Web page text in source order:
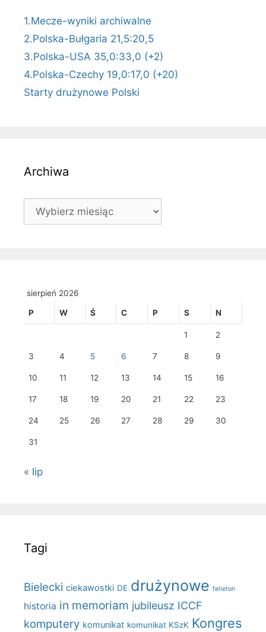
1.Mecze-wyniki archiwalne
2.Polska-Bułgaria 21,5:20,5
3.Polska-USA 35,0:33,0 (+2)
4.Polska-Czechy 19,0:17,0 (+20)
Starty drużynowe Polski
Archiwa
Archiwa
sierpień 2026
P W Ś C P S N
1 2
3 4 5 6 7 8 9
10 11 12 13 14 15 16
17 18 19 20 21 22 23
24 25 26 27 28 29 30
31
« lip
Tagi
Bielecki ciekawostki DE drużynowe felieton
historia in memoriam jubileusz ICCF
komputery komunikat komunikat KSzK Kongres